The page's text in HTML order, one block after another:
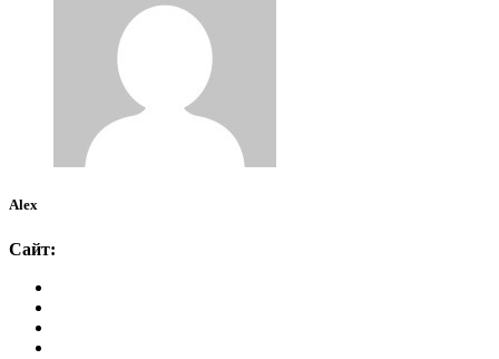
Alex
Сайт: